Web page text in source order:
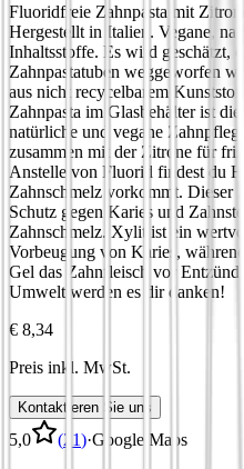
Fluoridfreie Zahnpasta mit
Hergestellt in Italien. Vegane,
Inhaltsstoffe. Es wird geschätzt,
Zahnpastatuben weggeworfen
aus nicht recycelbarem
Zahnpasta im Glasbehälter ist
natürliche und vegane
zusammen mit der Zitrone für
Anstelle von Fluorid findest du
Zahnschmelz vorkommt. Dieser
Schutz gegen Karies und
Zahnschmelz. Xylit ist ein
Vorbeugung von Karies,
Gel das Zahnfleisch vor
Umwelt werden es dir danken!
€ 8,34
Preis inkl. MwSt.
Kontaktieren Sie uns
5,0 (21)·Google Maps